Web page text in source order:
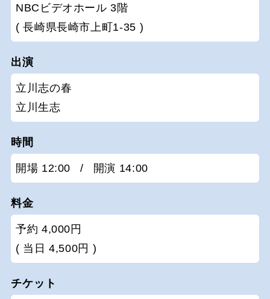
NBCビデオホール 3階
( 長崎県長崎市上町1-35 )
出演
立川志の春
立川生志
時間
開場 12:00 / 開演 14:00
料金
予約 4,000円
( 当日 4,500円 )
チケット